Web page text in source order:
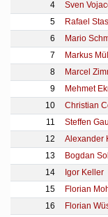
4
Sven
5
Rafael
6
Mario
7
Markus
8
Marcel
9
Mehmet
10
Christian
11
Steffen
12
Alexander
13
Bogdan
14
Igor Keller
15
Florian
16
Florian